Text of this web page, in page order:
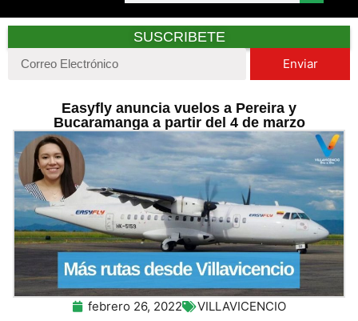
SUSCRIBETE
Enviar
Easyfly anuncia vuelos a Pereira y
Bucaramanga a partir del 4 de marzo
febrero 26, 2022 VILLAVICENCIO